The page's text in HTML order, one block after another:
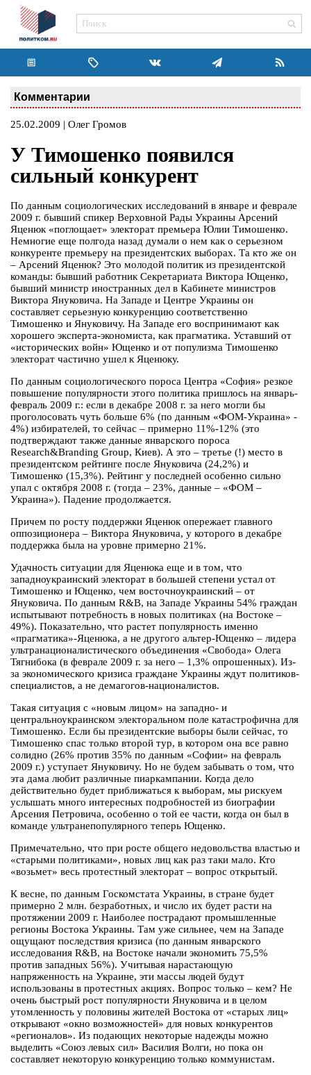
Комментарии
25.02.2009 | Олег Громов
У Тимошенко появился
сильный конкурент
По данным социологических исследований в январе и феврале
2009 г. бывший спикер Верховной Рады Украины Арсений
Яценюк «поглощает» электорат премьера Юлии Тимошенко.
Немногие еще полгода назад думали о нем как о серьезном
конкуренте премьеру на президентских выборах. Та кто же он
– Арсений Яценюк? Это молодой политик из президентской
команды: бывший работник Секретариата Виктора Ющенко,
бывший министр иностранных дел в Кабинете министров
Виктора Януковича. На Западе и Центре Украины он
составляет серьезную конкуренцию соответственно
Тимошенко и Януковичу. На Западе его воспринимают как
хорошего эксперта-экономиста, как прагматика. Уставший от
«исторических войн» Ющенко и от популизма Тимошенко
электорат частично ушел к Яценюку.
По данным социологического пороса Центра «София» резкое
повышение популярности этого политика пришлось на январь-
февраль 2009 г.: если в декабре 2008 г. за него могли бы
проголосовать чуть больше 6% (по данным «ФОМ-Украина» -
4%) избирателей, то сейчас – примерно 11%-12% (это
подтверждают также данные январского пороса
Research&Branding Group, Киев). А это – третье (!) место в
президентском рейтинге после Януковича (24,2%) и
Тимошенко (15,3%). Рейтинг у последней особенно сильно
упал с октября 2008 г. (тогда – 23%, данные – «ФОМ –
Украина»). Падение продолжается.
Причем по росту поддержки Яценюк опережает главного
оппозиционера – Виктора Януковича, у которого в декабре
поддержка была на уровне примерно 21%.
Удачность ситуации для Яценюка еще и в том, что
западноукраинский электорат в большей степени устал от
Тимошенко и Ющенко, чем восточноукраинский – от
Януковича. По данным R&B, на Западе Украины 54% граждан
испытывают потребность в новых политиках (на Востоке –
49%). Показательно, что растет популярность именно
«прагматика»-Яценюка, а не другого альтер-Ющенко – лидера
ультранационалистического объединения «Свобода» Олега
Тягнибока (в феврале 2009 г. за него – 1,3% опрошенных). Из-
за экономического кризиса граждане Украины ждут политиков-
специалистов, а не демагогов-националистов.
Такая ситуация с «новым лицом» на западно- и
центральноукраинском электоральном поле катастрофична для
Тимошенко. Если бы президентские выборы были сейчас, то
Тимошенко спас только второй тур, в котором она все равно
солидно (26% против 35% по данным «Софии» на февраль
2009 г.) уступает Януковичу. Но не будем забывать о том, что
эта дама любит различные пиаркампании. Когда дело
действительно будет приближаться к выборам, мы рискуем
услышать много интересных подробностей из биографии
Арсения Петровича, особенно о той ее части, когда он был в
команде ультранепопулярного теперь Ющенко.
Примечательно, что при росте общего недовольства властью и
«старыми политиками», новых лиц как раз таки мало. Кто
«возьмет» весь протестный электорат – вопрос открытый.
К весне, по данным Госкомстата Украины, в стране будет
примерно 2 млн. безработных, и число их будет расти на
протяжении 2009 г. Наиболее пострадают промышленные
регионы Востока Украины. Там уже сильнее, чем на Западе
ощущают последствия кризиса (по данным январского
исследования R&B, на Востоке начали экономить 75,5%
против западных 56%). Учитывая нарастающую
напряженность на Украине, эти массы людей будут
использованы в протестных акциях. Вопрос только – кем? Не
очень быстрый рост популярности Януковича и в целом
утомленность у половины жителей Востока от «старых лиц»
открывают «окно возможностей» для новых конкурентов
«регионалов». Из подающих некоторые надежды можно
выделить «Союз левых сил» Василия Волги, но пока он
составляет некоторую конкуренцию только коммунистам.